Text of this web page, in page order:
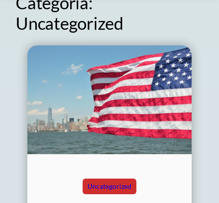
Uncategorized
Uncategorized